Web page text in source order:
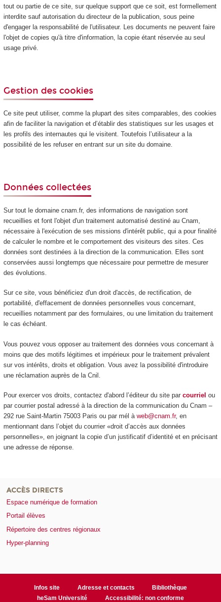
tout ou partie de ce site, sur quelque support que ce soit, est formellement
interdite sauf autorisation du directeur de la publication, sous peine
d'engager la responsabilité de l'utilisateur. Les documents ne peuvent faire
l'objet de copies qu'à titre d'information, la copie étant réservée au seul
usage privé.
Gestion des cookies
Ce site peut utiliser, comme la plupart des sites comparables, des cookies
afin de faciliter la navigation et d’établir des statistiques sur les usages et
les profils des internautes qui le visitent. Toutefois l’utilisateur a la
possibilité de les refuser en entrant sur un site du domaine.
Données collectées
Sur tout le domaine cnam.fr, des informations de navigation sont
recueillies et font l'objet d'un traitement automatisé destiné au Cnam,
nécessaire à l'exécution de ses missions d'intérêt public, qui a pour finalité
de calculer le nombre et le comportement des visiteurs des sites. Ces
données sont destinées à la direction de la communication. Elles sont
conservées aussi longtemps que nécessaire pour permettre de mesurer
des évolutions.
Sur ce site, vous bénéficiez d'un droit d'accès, de rectification, de
portabilité, d'effacement de données personnelles vous concernant,
recueillies notamment par des formulaires, ou une limitation du traitement
le cas échéant.
Vous pouvez vous opposer au traitement des données vous concernant à
moins que des motifs légitimes et impérieux pour le traitement prévalent
sur vos intérêts, droits et obligation. Vous avez la possibilité d'introduire
une réclamation auprès de la Cnil.
Pour exercer vos droits, contactez d'abord l’éditeur du site par courriel ou
par courrier postal adressé à la direction de la communication du Cnam –
292 rue Saint-Martin 75003 Paris ou par mél à web@cnam.fr, en
mentionnant dans l’objet du courrier «droit d’accès aux données
personnelles», en joignant la copie d’un justificatif d’identité et en précisant
une adresse de réponse.
ACCÈS DIRECTS
Espace numérique de formation
Portail élèves
Répertoire des centres régionaux
Hyper-planning
Infos site Adresse et contacts
Bibliothèque
heSam Université
Accessibilité: non conforme